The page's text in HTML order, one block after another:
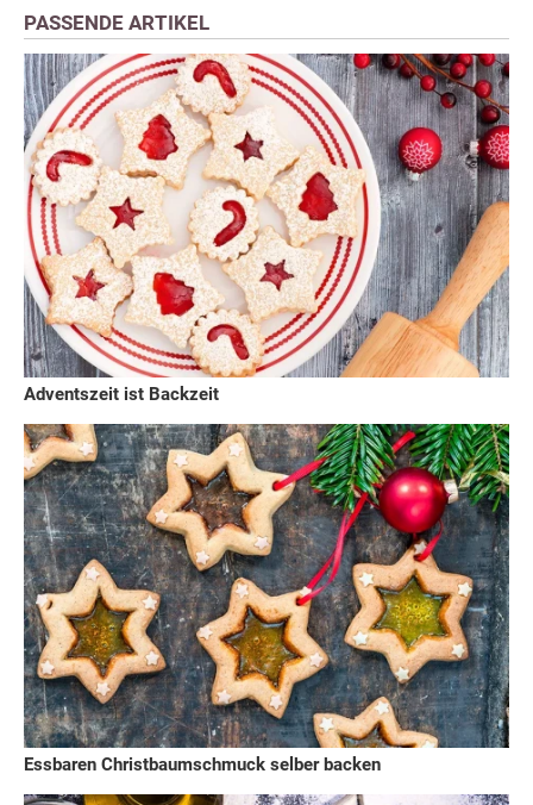
PASSENDE ARTIKEL
Adventszeit ist Backzeit
Essbaren Christbaumschmuck selber backen